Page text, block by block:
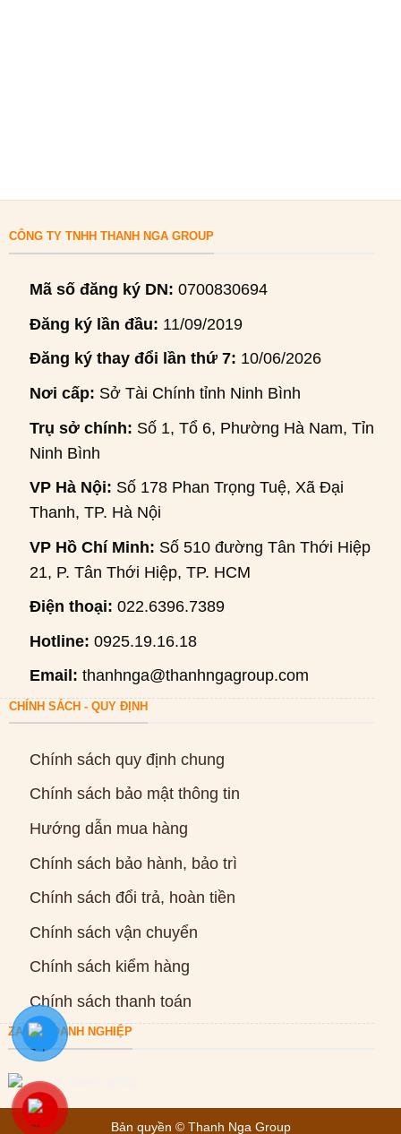
CÔNG TY TNHH THANH NGA GROUP
Mã số đăng ký DN: 0700830694
Đăng ký lần đầu: 11/09/2019
Đăng ký thay đổi lần thứ 7: 10/06/2026
Nơi cấp: Sở Tài Chính tỉnh Ninh Bình
Trụ sở chính: Số 1, Tổ 6, Phường Hà Nam, Tỉnh
Ninh Bình
VP Hà Nội: Số 178 Phan Trọng Tuệ, Xã Đại
Thanh, TP. Hà Nội
VP Hồ Chí Minh: Số 510 đường Tân Thới Hiệp
21, P. Tân Thới Hiệp, TP. HCM
Điện thoại: 022.6396.7389
Hotline: 0925.19.16.18
Email: thanhnga@thanhngagroup.com
CHÍNH SÁCH - QUY ĐỊNH
Chính sách quy định chung
Chính sách bảo mật thông tin
Hướng dẫn mua hàng
Chính sách bảo hành, bảo trì
Chính sách đổi trả, hoàn tiền
Chính sách vận chuyển
Chính sách kiểm hàng
Chính sách thanh toán
ZALO DOANH NGHIỆP
Bản quyền © Thanh Nga Group